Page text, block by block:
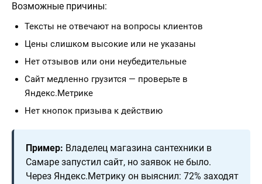
Возможные причины:
Тексты не отвечают на вопросы клиентов
Цены слишком высокие или не указаны
Нет отзывов или они неубедительные
Сайт медленно грузится — проверьте в
Яндекс.Метрике
Нет кнопок призыва к действию
Пример: Владелец магазина сантехники в
Самаре запустил сайт, но заявок не было.
Через Яндекс.Метрику он выяснил: 72% заходят